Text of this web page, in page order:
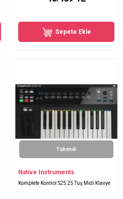
Sepete Ekle
Tükendi
Native Instruments
Komplete Kontrol S25 25 Tuş Midi Klavye